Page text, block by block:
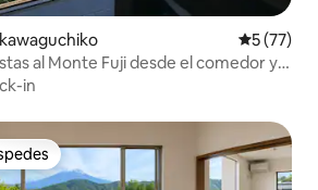
5 (77)
al Monte Fuji desde el comedor y
in